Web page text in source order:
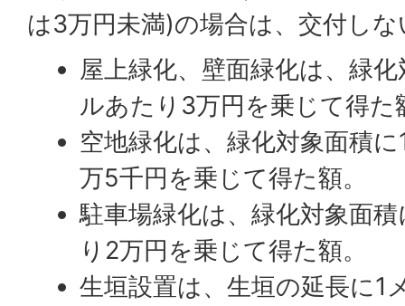
は3万円未満)の場合は、交付しな
屋上緑化、壁面緑化は、緑
ルあたり3万円を乗じて得た
空地緑化は、緑化対象面積
万5千円を乗じて得た額。
駐車場緑化は、緑化対象面
り2万円を乗じて得た額。
生垣設置は、生垣の延長に1